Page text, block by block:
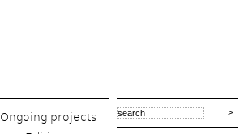
Ongoing projects